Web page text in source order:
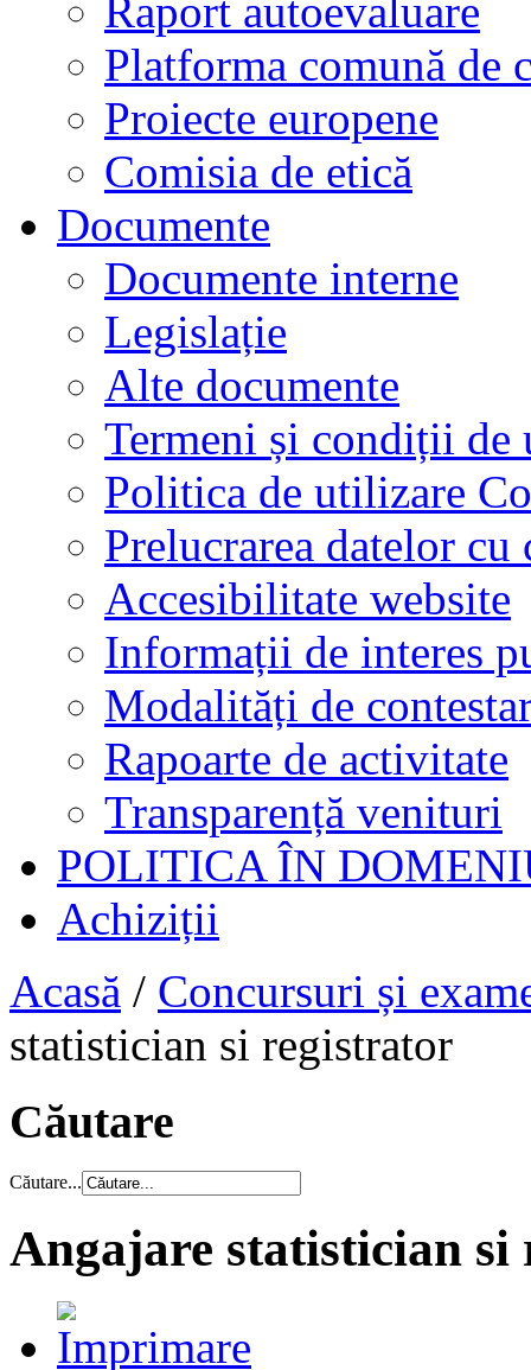
Raport autoevaluare
Platforma comună de
Proiecte europene
Comisia de etică
Documente
Documente interne
Legislație
Alte documente
Termeni și condiții de
Politica de utilizare
Prelucrarea datelor cu
Accesibilitate website
Informații de interes
Modalități de
Rapoarte de activitate
Transparență venituri
POLITICA ÎN
Achiziții
Acasă / Concursuri și
statistician si registrator
Căutare
Căutare...
Angajare statistician si